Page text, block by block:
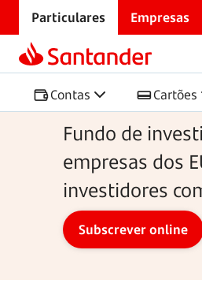
Particulares Empresas
Contas Cartões
Início Investimentos
Fundo de
empresas dos
investidores